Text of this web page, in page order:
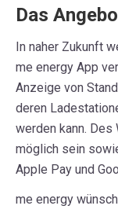
Das
In naher Zukunft
me energy App
Anzeige von
deren
werden kann.
möglich sein
Apple Pay und
me energy